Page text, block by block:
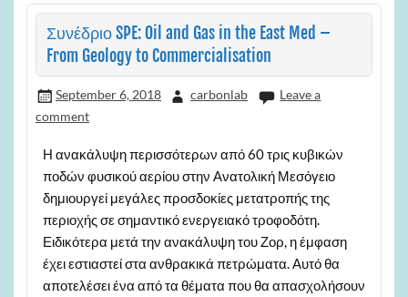
Συνέδριο SPE: Oil and Gas in the East Med –
From Geology to Commercialisation
September 6, 2018 carbonlab
Leave a
comment
Η ανακάλυψη περισσότερων από 60 τρις κυβικών
ποδών φυσικού αερίου στην Ανατολική Μεσόγειο
δημιουργεί μεγάλες προσδοκίες μετατροπής της
περιοχής σε σημαντικό ενεργειακό τροφοδότη.
Ειδικότερα μετά την ανακάλυψη του Ζορ, η έμφαση
έχει εστιαστεί στα ανθρακικά πετρώματα. Αυτό θα
αποτελέσει ένα από τα θέματα που θα απασχολήσουν